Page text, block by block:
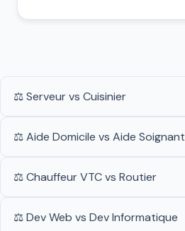
⚖️ Serveur vs Cuisinier
⚖️ Aide Domicile vs Aide Soignant
⚖️ Chauffeur VTC vs Routier
⚖️ Dev Web vs Dev Informatique